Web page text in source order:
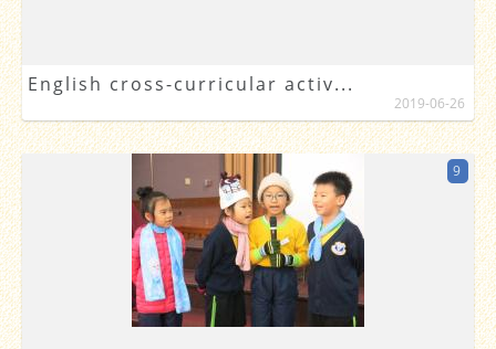
English cross-curricular activ...
2019-06-26
9